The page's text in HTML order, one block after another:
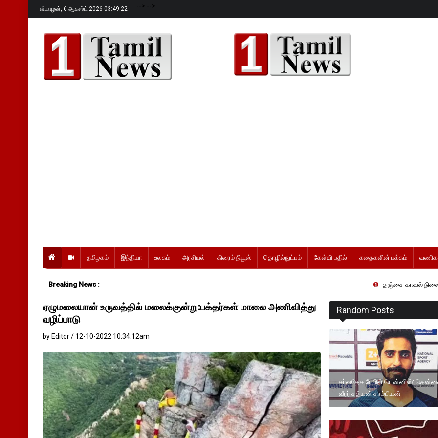
வியாழன், 6 ஆகஸ்ட் 2026 03:49:23 --> -->
தமிழகம் இந்தியா உலகம் அரசியல் கிரைம் நியூஸ் தொழில்நுட்பம் கேள்வி பதில் கதைகளின் பக்கம்
Breaking News : தஞ்சை காவல் நிலையத்தில்
ஏழுமலையான் உருவத்தில் மலைக்குன்று:பக்தர்கள் மாலை அணிவித்து
வழிப்பாடு
by Editor / 12-10-2022 10:34:12am
Random Posts
சர்வதேச டேபிள் டென்னிஸ்:
வீரர் சத்யன் சாம்பியன்